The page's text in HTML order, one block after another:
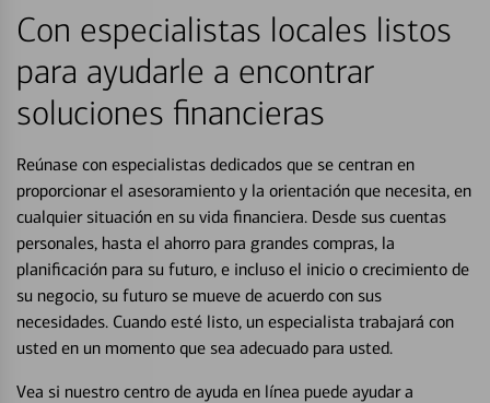
Con especialistas locales listos
para ayudarle a encontrar
soluciones financieras
Reúnase con especialistas dedicados que se centran en
proporcionar el asesoramiento y la orientación que necesita, en
cualquier situación en su vida financiera. Desde sus cuentas
personales, hasta el ahorro para grandes compras, la
planificación para su futuro, e incluso el inicio o crecimiento de
su negocio, su futuro se mueve de acuerdo con sus
necesidades. Cuando esté listo, un especialista trabajará con
usted en un momento que sea adecuado para usted.
Vea si nuestro centro de ayuda en línea puede ayudar a